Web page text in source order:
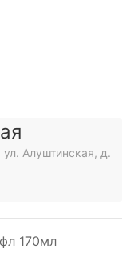
Алуштинская, д.
170мл